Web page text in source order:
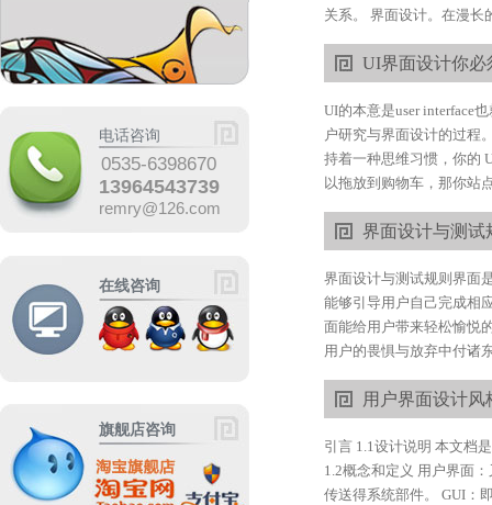
电话咨询
0535-6398670
13964543739
remry@126.com
在线咨询
旗舰店咨询
关系。 界面设计。在漫长
UI界面设计你必
UI的本意是user interface
户研究与界面设计的过
持着一种思维习惯，你的
以拖放到购物车，那你站
界面设计与测试
界面设计与测试规则界面
能够引导用户自己完成相
面能给用户带来轻松愉悦
用户的畏惧与放弃中付诸
用户界面设计风
引言 1.1设计说明 本文档
1.2概念和定义 用户界面
传送得系统部件。 GUI：